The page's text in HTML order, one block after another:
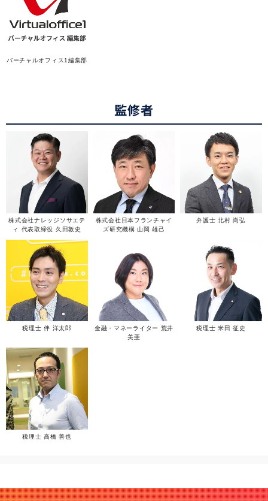
バーチャルオフィス1編集部
監修者
株式会社ナレッジソサエテ
ィ 代表取締役 久田敦史
株式会社日本フランチャイ
ズ研究機構 山岡 雄己
弁護士 北村 尚弘
税理士 伴 洋太郎
金融・マネーライター 荒井
美亜
税理士 米田 征史
税理士 高橋 善也